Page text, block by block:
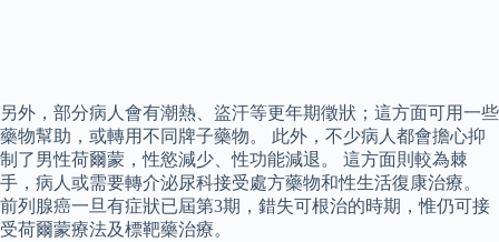
另外，部分病人會有潮熱、盜汗等更年期徵狀；這方面可用一些
藥物幫助，或轉用不同牌子藥物。 此外，不少病人都會擔心抑
制了男性荷爾蒙，性慾減少、性功能減退。 這方面則較為棘
手，病人或需要轉介泌尿科接受處方藥物和性生活復康治療。
前列腺癌一旦有症狀已屆第3期，錯失可根治的時期，惟仍可接
受荷爾蒙療法及標靶藥治療。